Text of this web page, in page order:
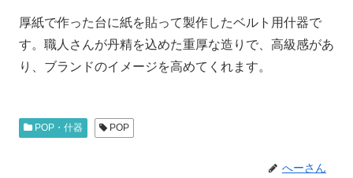
厚紙で作った台に紙を貼って製作したベルト用什器で
す。職人さんが丹精を込めた重厚な造りで、高級感があ
り、ブランドのイメージを高めてくれます。
POP・什器 POP
へーさん